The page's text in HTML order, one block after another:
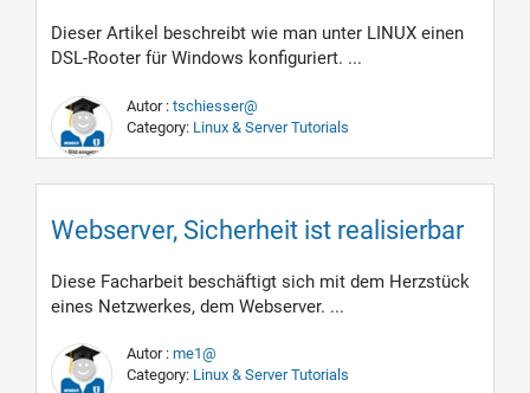
Dieser Artikel beschreibt wie man unter LINUX einen
DSL-Rooter für Windows konfiguriert. ...
Autor : tschiesser@
Category: Linux & Server Tutorials
Webserver, Sicherheit ist realisierbar
Diese Facharbeit beschäftigt sich mit dem Herzstück
eines Netzwerkes, dem Webserver. ...
Autor : me1@
Category: Linux & Server Tutorials